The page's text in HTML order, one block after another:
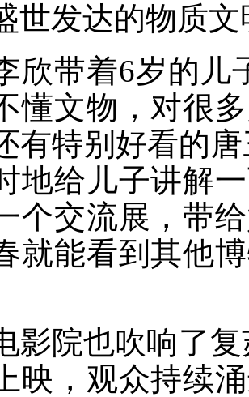
世发达的物质
带着6岁的儿子
懂文物，对很
有特别好看的
地给儿子讲解
个交流展，带
就能看到其他
院也吹响了复
映，观众持续